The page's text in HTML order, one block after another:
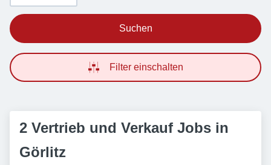
Suchen
Filter einschalten
2 Vertrieb und Verkauf Jobs in
Görlitz